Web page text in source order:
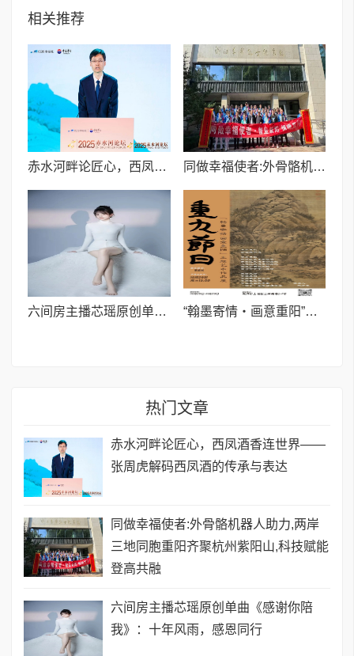
相关推荐
赤水河畔论匠心，西凤酒香连世界——张周虎解码西凤酒的传承与表达 同做幸福使者:外骨骼机器人助力,两岸三地同胞重阳齐聚杭州紫阳山,科技赋能登高共融
六间房主播芯瑶原创单曲《感谢你陪我》：十年风雨，感恩同行 “翰墨寄情・画意重阳”主题艺术作品展在浙融媒中心开幕,参展艺术家们共话传统与创新
热门文章
赤水河畔论匠心，西凤酒香连世界——
张周虎解码西凤酒的传承与表达
同做幸福使者:外骨骼机器人助力,两岸
三地同胞重阳齐聚杭州紫阳山,科技赋能
登高共融
六间房主播芯瑶原创单曲《感谢你陪
我》：十年风雨，感恩同行